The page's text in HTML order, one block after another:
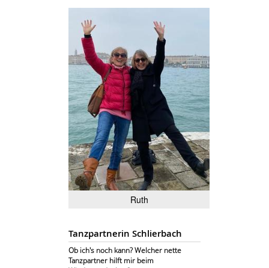
Ruth
Tanzpartnerin Schlierbach
Ob ich's noch kann? Welcher nette
Tanzpartner hilft mir beim